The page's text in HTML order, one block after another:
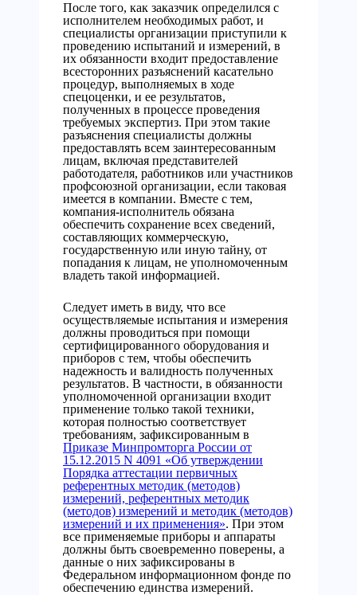
После того, как заказчик определился с
исполнителем необходимых работ, и
специалисты организации приступили к
проведению испытаний и измерений, в
их обязанности входит предоставление
всесторонних разъяснений касательно
процедур, выполняемых в ходе
спецоценки, и ее результатов,
полученных в процессе проведения
требуемых экспертиз. При этом такие
разъяснения специалисты должны
предоставлять всем заинтересованным
лицам, включая представителей
работодателя, работников или участников
профсоюзной организации, если таковая
имеется в компании. Вместе с тем,
компания-исполнитель обязана
обеспечить сохранение всех сведений,
составляющих коммерческую,
государственную или иную тайну, от
попадания к лицам, не уполномоченным
владеть такой информацией.
Следует иметь в виду, что все
осуществляемые испытания и измерения
должны проводиться при помощи
сертифицированного оборудования и
приборов с тем, чтобы обеспечить
надежность и валидность полученных
результатов. В частности, в обязанности
уполномоченной организации входит
применение только такой техники,
которая полностью соответствует
требованиям, зафиксированным в
Приказе Минпромторга России от
15.12.2015 N 4091 «Об утверждении
Порядка аттестации первичных
референтных методик (методов)
измерений, референтных методик
(методов) измерений и методик (методов)
измерений и их применения». При этом
все применяемые приборы и аппараты
должны быть своевременно поверены, а
данные о них зафиксированы в
Федеральном информационном фонде по
обеспечению единства измерений.